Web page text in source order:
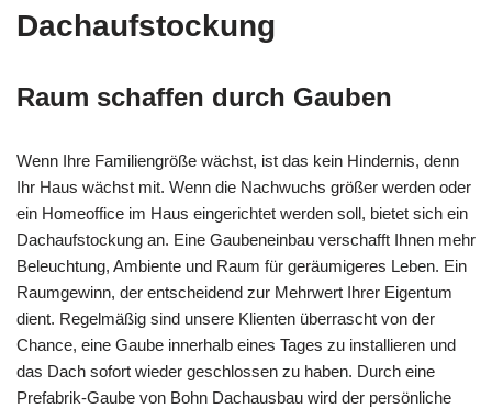
Dachaufstockung
Raum schaffen durch Gauben
Wenn Ihre Familiengröße wächst, ist das kein Hindernis, denn
Ihr Haus wächst mit. Wenn die Nachwuchs größer werden oder
ein Homeoffice im Haus eingerichtet werden soll, bietet sich ein
Dachaufstockung an. Eine Gaubeneinbau verschafft Ihnen mehr
Beleuchtung, Ambiente und Raum für geräumigeres Leben. Ein
Raumgewinn, der entscheidend zur Mehrwert Ihrer Eigentum
dient. Regelmäßig sind unsere Klienten überrascht von der
Chance, eine Gaube innerhalb eines Tages zu installieren und
das Dach sofort wieder geschlossen zu haben. Durch eine
Prefabrik-Gaube von Bohn Dachausbau wird der persönliche